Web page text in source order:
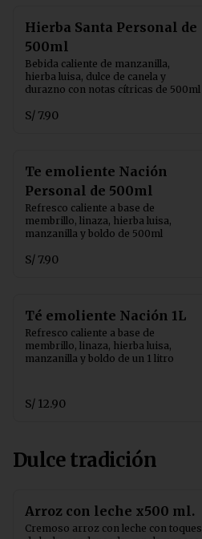
Hierba Santa Personal de
500ml
Bebida caliente de manzanilla,
hierba luisa, dulce de canela y
durazno con notas cítricas de 500ml
S/ 7.90
Te emoliente Nación
Personal de 500ml
Refresco caliente a base de
membrillo, linaza, hierba luisa,
manzanilla y boldo de 500ml
S/ 7.90
Té emoliente Nación 1L
Refresco caliente a base de
membrillo, linaza, hierba luisa,
manzanilla y boldo de un 1 litro
S/ 12.90
Dulce tradición
Arroz con leche x500 ml.
Cremoso arroz con leche con toques